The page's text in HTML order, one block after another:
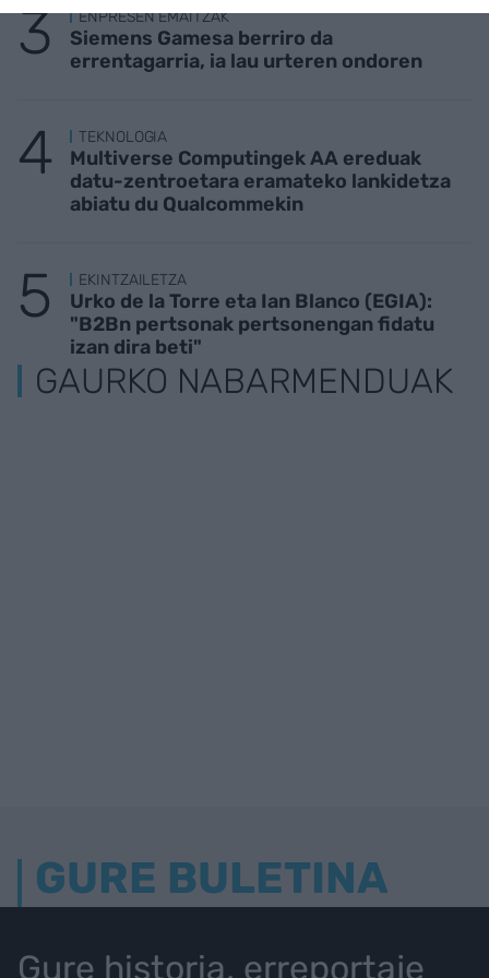
ENPRESEN EMAITZAK
Siemens Gamesa berriro da
errentagarria, ia lau urteren ondoren
TEKNOLOGIA
Multiverse Computingek AA ereduak
datu-zentroetara eramateko lankidetza
abiatu du Qualcommekin
EKINTZAILETZA
Urko de la Torre eta Ian Blanco (EGIA):
"B2Bn pertsonak pertsonengan fidatu
izan dira beti"
GAURKO NABARMENDUAK
GURE BULETINA
Gure historia, erreportaje